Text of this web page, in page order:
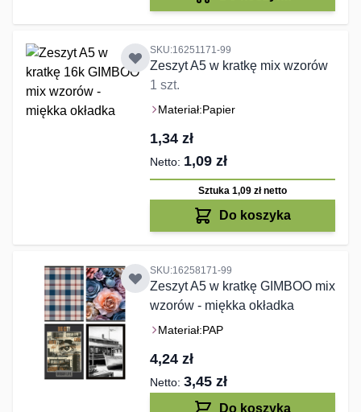
SKU:16251171-99
Zeszyt A5 w kratkę mix wzorów
1 szt.
Materiał:Papier
1,34 zł
1,09 zł
Sztuka 1,09 złnetto
Do koszyka
SKU:16258171-99
Zeszyt A5 w kratkę GIMBOO mix
wzorów - miękka okładka
Materiał:PAP
4,24 zł
3,45 zł
Do koszyka